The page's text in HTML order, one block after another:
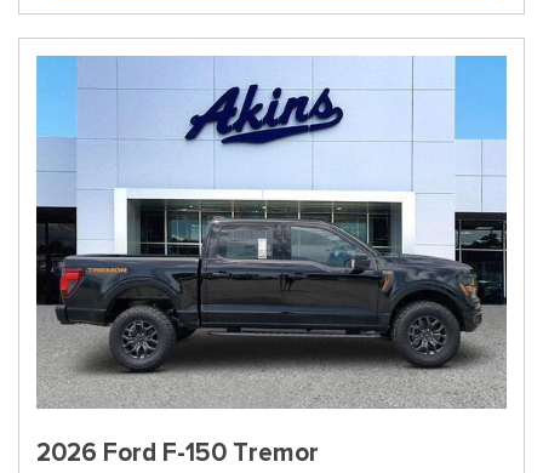
2026 Ford F-150 Tremor